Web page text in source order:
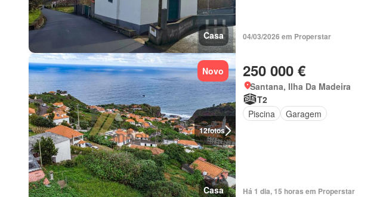
Casa 04/03/2026 em Properstar
12fotos
Novo
Casa
250 000 €
Santana, Ilha Da Madeira
T2
Piscina
Garagem
Há 1 dia, 15 horas em Properstar